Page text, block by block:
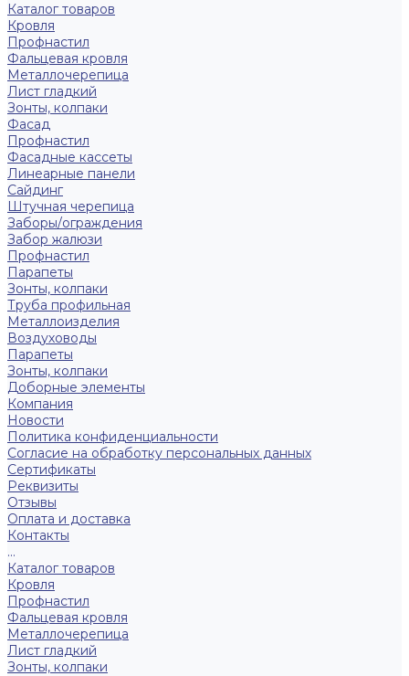
Каталог товаров
Кровля
Профнастил
Фальцевая кровля
Металлочерепица
Лист гладкий
Зонты, колпаки
Фасад
Профнастил
Фасадные кассеты
Линеарные панели
Сайдинг
Штучная черепица
Заборы/ограждения
Забор жалюзи
Профнастил
Парапеты
Зонты, колпаки
Труба профильная
Металлоизделия
Воздуховоды
Парапеты
Зонты, колпаки
Доборные элементы
Компания
Новости
Политика конфиденциальности
Согласие на обработку персональных данных
Сертификаты
Реквизиты
Отзывы
Оплата и доставка
Контакты
...
Каталог товаров
Кровля
Профнастил
Фальцевая кровля
Металлочерепица
Лист гладкий
Зонты, колпаки